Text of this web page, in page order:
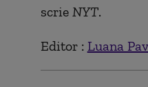
scrie NYT.
Editor : Luana